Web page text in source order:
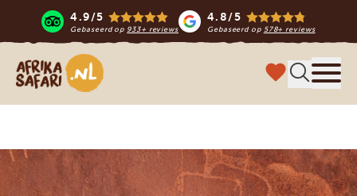
4.9/5
Gebaseerd op 933+ reviews
4.8/5
Gebaseerd op 578+ reviews
Afrika safari